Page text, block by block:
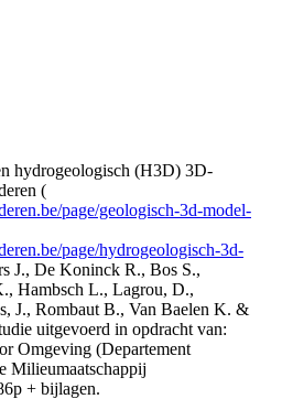
hydrogeologisch (H3D) 3D-
(
page/geologisch-3d-model-
page/hydrogeologisch-3d-
J., De Koninck R., Bos S.,
Hambsch L., Lagrou, D.,
J., Rombaut B., Van Baelen K. &
uitgevoerd in opdracht van:
Omgeving (Departement
Milieumaatschappij
+ bijlagen.